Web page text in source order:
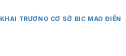
KHAI TRƯƠNG CƠ SỞ BIC MAO ĐIỀN